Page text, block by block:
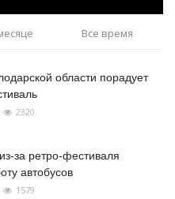
Все время
области порадует
2320
за ретро-фестиваля
автобусов
1579